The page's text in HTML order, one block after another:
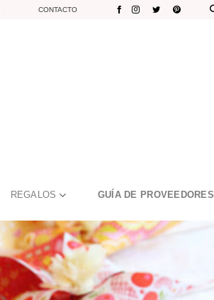
CONTACTO
REGALOS GUÍA DE PROVEEDORES